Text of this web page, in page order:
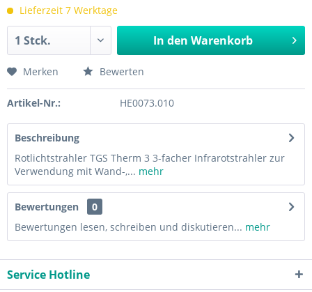
Lieferzeit 7 Werktage
In den Warenkorb
Merken Bewerten
Artikel-Nr.: HE0073.010
Beschreibung
Rotlichtstrahler TGS Therm 3 3-facher Infrarotstrahler zur
Verwendung mit Wand-,... mehr
Bewertungen
0
Bewertungen lesen, schreiben und diskutieren... mehr
Service Hotline